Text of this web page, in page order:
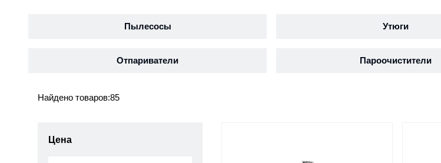
Пылесосы Утюги
Отпариватели Пароочистители
Найдено товаров:85
Цена